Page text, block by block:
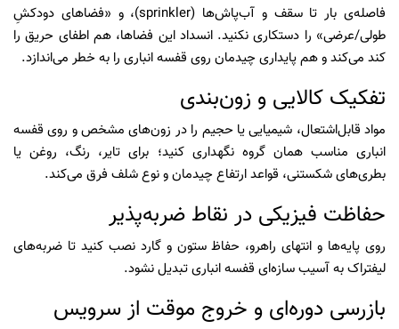
فاصله‌ی بار تا سقف و آب‌پاش‌ها (sprinkler)، و «فضاهای دودکشِ
طولی/عرضی» را دستکاری نکنید. انسداد این فضاها، هم اطفای حریق را
کند می‌کند و هم پایداری چیدمان روی قفسه انباری را به خطر می‌اندازد.
تفکیک کالایی و زون‌بندی
مواد قابل‌اشتعال، شیمیایی یا حجیم را در زون‌های مشخص و روی قفسه
انباری مناسب همان گروه نگهداری کنید؛ برای تایر، رنگ، روغن یا
بطری‌های شکستنی، قواعد ارتفاع چیدمان و نوع شلف فرق می‌کند.
حفاظت فیزیکی در نقاط ضربه‌پذیر
روی پایه‌ها و انتهای راهرو، حفاظ ستون و گارد نصب کنید تا ضربه‌های
لیفتراک به آسیب سازه‌ای قفسه انباری تبدیل نشود.
بازرسی دوره‌ای و خروج موقت از سرویس